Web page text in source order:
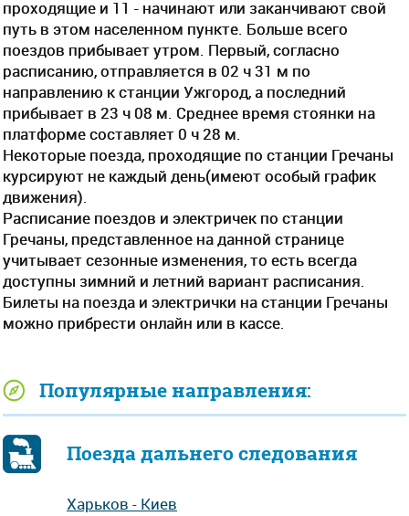
проходящие и 11 - начинают или заканчивают свой
путь в этом населенном пункте. Больше всего
поездов прибывает утром. Первый, согласно
расписанию, отправляется в 02 ч 31 м по
направлению к станции Ужгород, а последний
прибывает в 23 ч 08 м. Среднее время стоянки на
платформе составляет 0 ч 28 м.
Некоторые поезда, проходящие по станции Гречаны
курсируют не каждый день(имеют особый график
движения).
Расписание поездов и электричек по станции
Гречаны, представленное на данной странице
учитывает сезонные изменения, то есть всегда
доступны зимний и летний вариант расписания.
Билеты на поезда и электрички на станции Гречаны
можно прибрести онлайн или в кассе.
Популярные направления:
Поезда дальнего следования
Харьков - Киев